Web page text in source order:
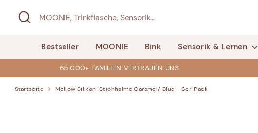
Suchen
MOONIE,
Trinkflasche,
Bestseller MOONIE Bink Sensorik & Lernen
65.000+ FAMILIEN VERTRAUEN UNS
Startseite Mellow Silikon-Strohhalme Caramel/ Blue - 6er-Pack